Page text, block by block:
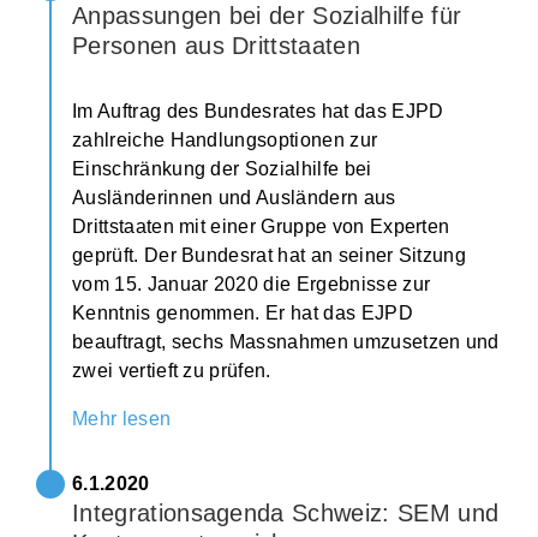
Anpassungen bei der Sozialhilfe für
Personen aus Drittstaaten
Im Auftrag des Bundesrates hat das EJPD
zahlreiche Handlungsoptionen zur
Einschränkung der Sozialhilfe bei
Ausländerinnen und Ausländern aus
Drittstaaten mit einer Gruppe von Experten
geprüft. Der Bundesrat hat an seiner Sitzung
vom 15. Januar 2020 die Ergebnisse zur
Kenntnis genommen. Er hat das EJPD
beauftragt, sechs Massnahmen umzusetzen und
zwei vertieft zu prüfen.
Mehr lesen
6.1.2020
Integrationsagenda Schweiz: SEM und